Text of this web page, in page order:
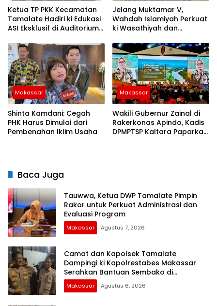
Ketua TP PKK Kecamatan
Tamalate Hadiri ki Edukasi
ASI Eksklusif di Auditorium
Jelang Muktamar V,
Wahdah Islamiyah Perkuat
ki Wasathiyah dan
Makassar
Shinta Kamdani: Cegah
PHK Harus Dimulai dari
Pembenahan Iklim Usaha
Makassar
Wakili Gubernur Zainal di
Rakerkonas Apindo, Kadis
DPMPTSP Kaltara Paparkan
Baca Juga
Tauwwa, Ketua DWP Tamalate Pimpin
Rakor untuk Perkuat Administrasi dan
Evaluasi Program
Makassar Agustus 7, 2026
Camat dan Kapolsek Tamalate
Dampingi ki Kapolrestabes Makassar
Serahkan Bantuan Sembako di
Bontoduri
Makassar Agustus 6, 2026